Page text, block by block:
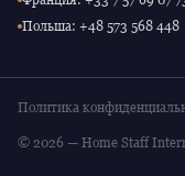
Польша: +48 573 568 448
Политика
© 2026 — Home Staff